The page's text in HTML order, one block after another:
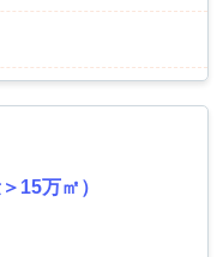
15万㎡）